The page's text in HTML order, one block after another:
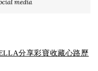
分享彩寶收藏心路歷